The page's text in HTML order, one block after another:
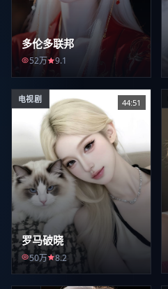
多伦多联邦
52万 9.1
电视剧 44:51
罗马破晓
50万 8.2